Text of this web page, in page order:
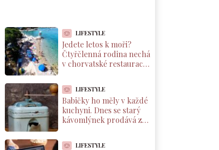
LIFESTYLE
Jedete letos k moři?
Čtyřčlenná rodina nechá
v chorvatské restauraci
večeři
LIFESTYLE
Babičky ho měly v každé
kuchyni. Dnes se starý
kávomlýnek prodává za
jednou podmínkou
LIFESTYLE